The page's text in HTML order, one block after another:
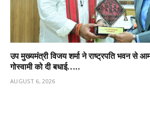
उप मुख्यमंत्री विजय शर्मा ने राष्ट्रपति भवन से
गोस्वामी को दी बधाई…..
AUGUST 6, 2026